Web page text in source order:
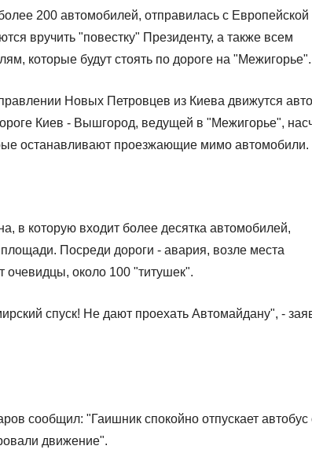
200 автомобилей, отправилась с Европейской
вручить "повестку" Президенту, а также всем
которые будут стоять по дороге на "Межигорье".
Новых Петровцев из Киева движутся
Киев - Вышгород, ведущей в "Межигорье",
останавливают проезжающие мимо автомобили.
в которую входит более десятка автомобилей,
Посреди дороги - авария, возле места
очевидцы, около 100 "титушек".
спуск! Не дают проехать Автомайдану", -
сообщил: "Гаишник спокойно отпускает автобус
движение".